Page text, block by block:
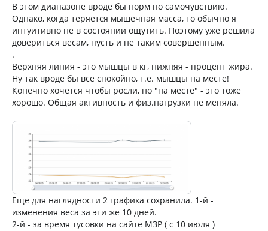
В этом диапазоне вроде бы норм по самочувствию.
Однако, когда теряется мышечная масса, то обычно я
интуитивно не в состоянии ощутить. Поэтому уже решила
довериться весам, пусть и не таким совершенным.
.
Верхняя линия - это мышцы в кг, нижняя - процент жира.
Ну так вроде бы всё спокойно, т.е. мышцы на месте!
Конечно хочется чтобы росли, но "на месте" - это тоже
хорошо. Общая активность и физ.нагрузки не меняла.
Еще для наглядности 2 графика сохранила. 1-й -
изменения веса за эти же 10 дней.
2-й - за время тусовки на сайте МЗР ( с 10 июля )